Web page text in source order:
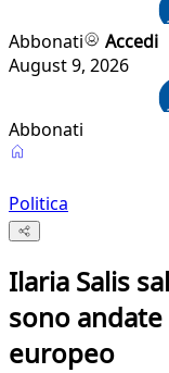
Abbonati
Accedi
August 9, 2026
Abbonati
Politica
Ilaria Salis
sono
europeo